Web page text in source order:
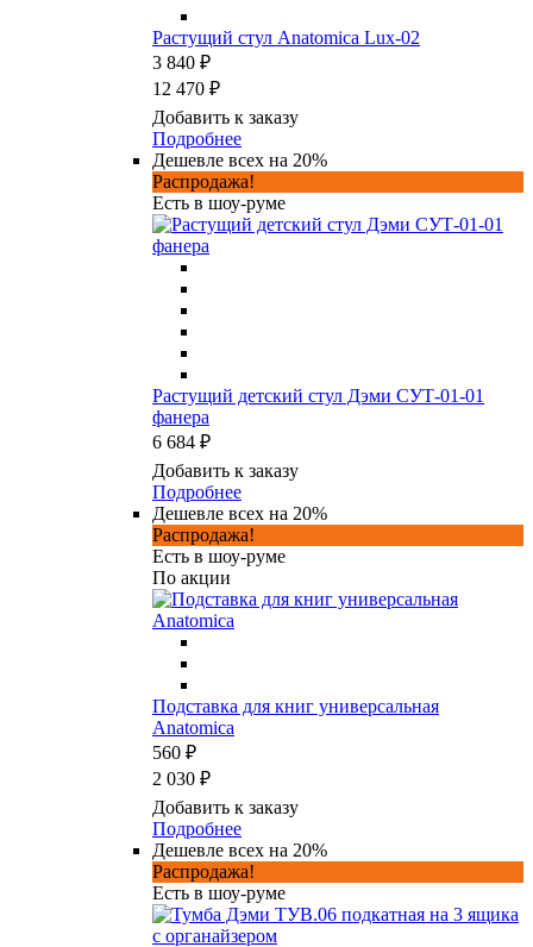
Растущий стул Anatomica Lux-02
3 840 ₽
12 470 ₽
Добавить к заказу
Подробнее
Дешевле всех на 20%
Распродажа!
Есть в шоу-руме
Растущий детский стул Дэми СУТ-01-01
фанера
6 684 ₽
Добавить к заказу
Подробнее
Дешевле всех на 20%
Распродажа!
Есть в шоу-руме
По акции
Подставка для книг универсальная
Anatomica
560 ₽
2 030 ₽
Добавить к заказу
Подробнее
Дешевле всех на 20%
Распродажа!
Есть в шоу-руме